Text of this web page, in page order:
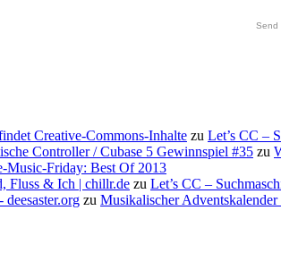
Send
Creative-Commons-Inhalte zu Let’s CC –
Controller / Cubase 5 Gewinnspiel #35 zu
Music-Friday: Best Of 2013
Fluss & Ich | chillr.de zu Let’s CC –
zu Musikalischer